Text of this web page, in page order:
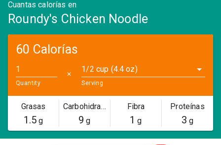
Cuantas calorías en
Roundy's Chicken Noodle
60 Calorías
Quantity
✕
1/2 cup (4.4 oz)
Serving
Grasas
1.5g
Carbohidratos
9 g
Fibra
1 g
Proteínas
3 g